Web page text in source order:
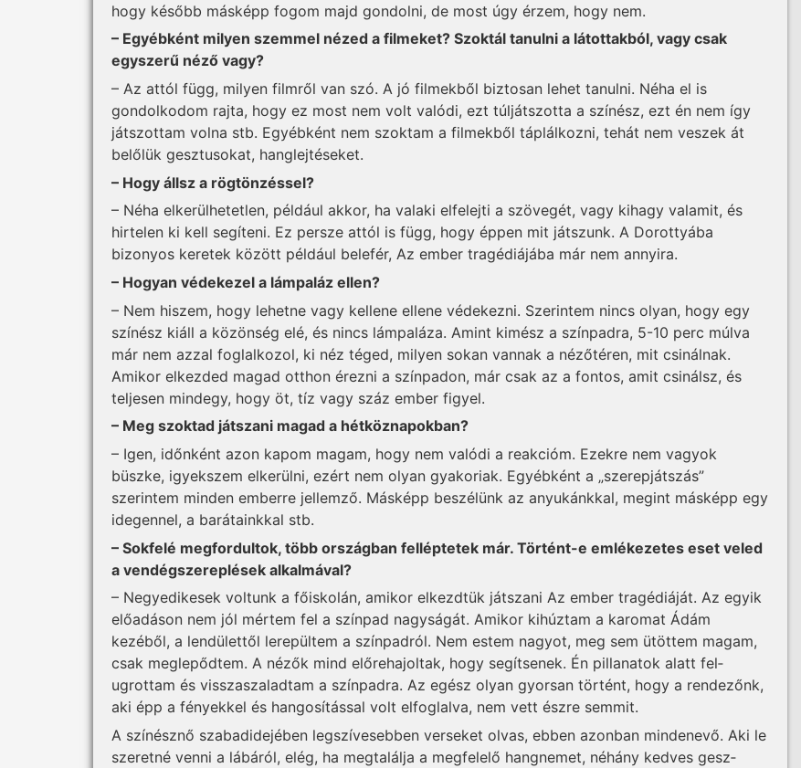
hogy később másképp fogom majd gondolni, de most úgy érzem, hogy nem.
– Egyébként milyen szemmel nézed a filmeket? Szoktál tanulni a látottakból, vagy csak
egyszerű néző vagy?
– Az attól függ, milyen film­ről van szó. A jó filmekből biztosan lehet tanulni. Néha el is
gondolkodom rajta, hogy ez most nem volt valódi, ezt túljátszotta a színész, ezt én nem így
játszottam volna stb. Egyébként nem szoktam a filmekből táplálkozni, tehát nem veszek át
belőlük gesztusokat, hanglejtéseket.
– Hogy állsz a rögtönzéssel?
– Néha elkerülhetetlen, például akkor, ha valaki elfelejti a szövegét, vagy kihagy valamit, és
hirtelen ki kell segíteni. Ez persze attól is függ, hogy éppen mit játszunk. A Dorottyába
bizonyos keretek között például belefér, Az ember tragédiájába már nem annyira.
– Hogyan védekezel a lámpaláz ellen?
– Nem hiszem, hogy lehetne vagy kellene ellene védekezni. Szerintem nincs olyan, hogy egy
színész kiáll a közönség elé, és nincs lámpaláza. Amint kimész a színpadra, 5-10 perc múlva
már nem azzal foglalkozol, ki néz téged, milyen sokan vannak a nézőtéren, mit csinálnak.
Amikor elkezded magad otthon érezni a színpadon, már csak az a fontos, amit csinálsz, és
teljesen mindegy, hogy öt, tíz vagy száz ember figyel.
– Meg szoktad játszani magad a hétköznapokban?
– Igen, időnként azon kapom magam, hogy nem valódi a reakcióm. Ezekre nem vagyok
büszke, igyekszem elkerülni, ezért nem olyan gyakoriak. Egyébként a „szerepjátszás”
szerintem minden emberre jellemző. Másképp beszélünk az anyukánkkal, megint másképp egy
idegennel, a barátainkkal stb.
– Sokfelé megfordultok, több országban felléptetek már. Történt-e emlékezetes eset veled
a vendégszereplések alkalmával?
– Negyedikesek voltunk a főiskolán, amikor elkezdtük játszani Az ember tragédiáját. Az egyik
előadáson nem jól mértem fel a színpad nagyságát. Amikor kihúztam a karomat Ádám
kezéből, a lendülettől lerepültem a színpadról. Nem estem nagyot, meg sem ütöttem ma­gam,
csak meglepődtem. A né­zők mind előrehajoltak, hogy segítsenek. Én pillanatok alatt fel­
ugrottam és visszaszaladtam a színpadra. Az egész olyan gyorsan történt, hogy a rendezőnk,
aki épp a fényekkel és hangosítással volt elfoglalva, nem vett észre semmit.
A színésznő szabadidejében legszívesebben verseket olvas, ebben azonban mindenevő. Aki le
szeretné venni a lábáról, elég, ha megtalálja a megfelelő hangnemet, néhány kedves gesz­